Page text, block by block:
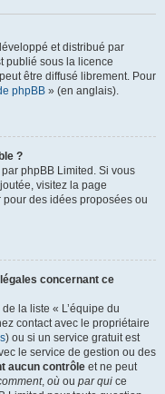
et distribué par
publié sous la licence
être diffusé librement. Pour
phpBB » (en anglais).
?
phpBB Limited. Si vous
visitez la page
des idées proposées ou
concernant ce
la liste « L’équipe du
contact avec le propriétaire
) ou si un service gratuit est
le service de gestion ou des
aucun contrôle et ne peut
, où ou par qui ce